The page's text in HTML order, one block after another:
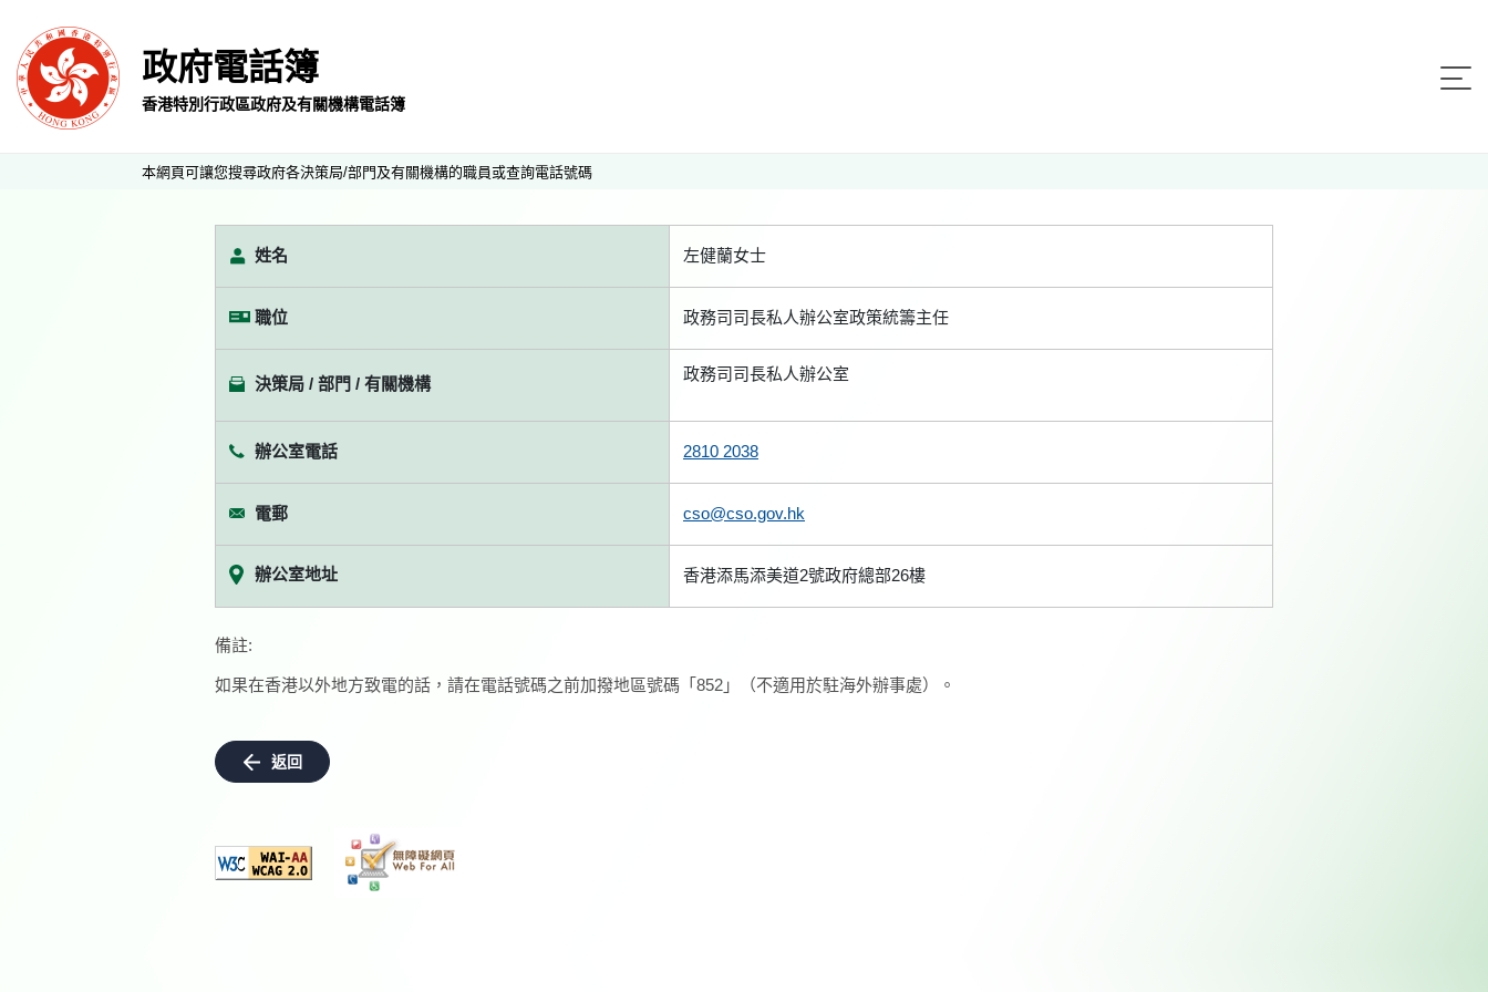
政府電話簿
香港特別行政區政府及有關機構電話簿
本網頁可讓您搜尋政府各決策局/部門及有關機構的職員或查詢電話號碼
姓名 左健蘭女士
職位 政務司司長私人辦公室政策統籌主任
決策局 / 部門 / 有關機構
政務司司長私人辦公室
辦公室電話 2810 2038
電郵 cso@cso.gov.hk
辦公室地址 香港添馬添美道2號政府總部26樓
備註:
如果在香港以外地方致電的話，請在電話號碼之前加撥地區號碼「852」（不適用於駐海外辦事處）。
返回